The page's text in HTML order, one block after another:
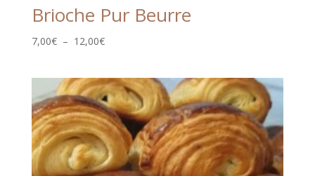
Brioche Pur Beurre
7,00€ – 12,00€Plage
7,00€
à
12,00€